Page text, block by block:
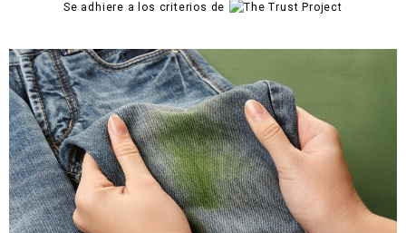
Se adhiere a los criterios de